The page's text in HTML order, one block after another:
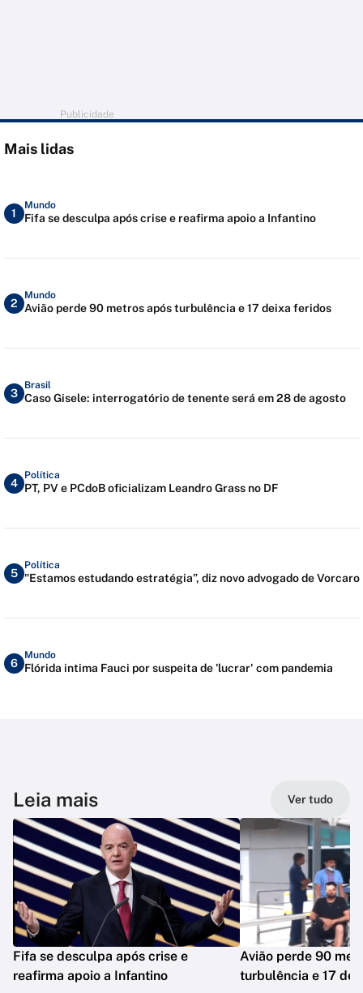
Publicidade
Mais lidas
1
Mundo
Fifa se desculpa após crise e reafirma apoio a Infantino
2
Mundo
Avião perde 90 metros após turbulência e 17 deixa feridos
3
Brasil
Caso Gisele: interrogatório de tenente será em 28 de agosto
4
Política
PT, PV e PCdoB oficializam Leandro Grass no DF
5
Política
"Estamos estudando estratégia”, diz novo advogado de Vorcaro
6
Mundo
Flórida intima Fauci por suspeita de 'lucrar' com pandemia
Leia mais Ver tudo
Fifa se desculpa após crise e
reafirma apoio a Infantino
Avião perde 90
turbulência e 17